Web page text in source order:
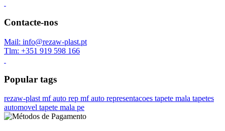
Contacte-nos
Mail: info@rezaw-plast.pt
Tlm: +351 919 598 166
Popular tags
rezaw-plast mf auto rep mf auto representacoes tapete mala tapetes
automovel tapete mala pe